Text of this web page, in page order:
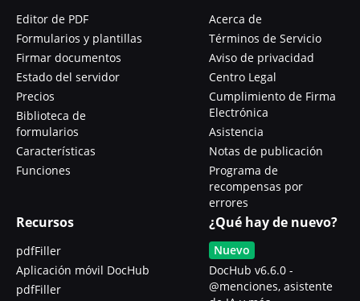
Editor de PDF
Formularios y plantillas
Firmar documentos
Estado del servidor
Precios
Biblioteca de
formularios
Características
Funciones
Acerca de
Términos de Servicio
Aviso de privacidad
Centro Legal
Cumplimiento de Firma
Electrónica
Asistencia
Notas de publicación
Programa de
recompensas por
errores
Recursos
pdfFiller
Aplicación móvil DocHub
pdfFiller
¿Qué hay de nuevo?
Nuevo
DocHub v6.6.0 -
@menciones, asistente